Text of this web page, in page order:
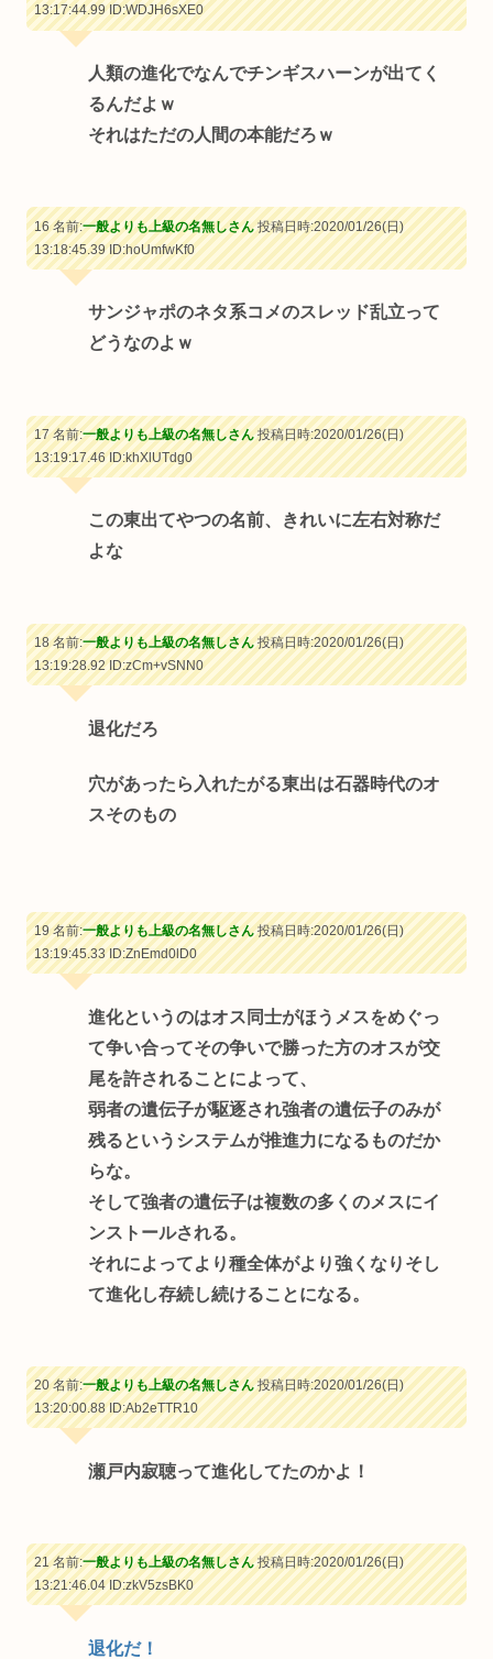
13:17:44.99ID:WDJH6sXE0
人類の進化でなんでチンギスハーンが出てく
るんだよｗ
それはただの人間の本能だろｗ
16 名前:一般よりも上級の名無しさん投稿日時:2020/01/26(日)
13:18:45.39ID:hoUmfwKf0
サンジャポのネタ系コメのスレッド乱立って
どうなのよｗ
17 名前:一般よりも上級の名無しさん投稿日時:2020/01/26(日)
13:19:17.46ID:khXlUTdg0
この東出てやつの名前、きれいに左右対称だ
よな
18 名前:一般よりも上級の名無しさん投稿日時:2020/01/26(日)
13:19:28.92ID:zCm+vSNN0
退化だろ
穴があったら入れたがる東出は石器時代のオ
スそのもの
19 名前:一般よりも上級の名無しさん投稿日時:2020/01/26(日)
13:19:45.33ID:ZnEmd0lD0
進化というのはオス同士がほうメスをめぐっ
て争い合ってその争いで勝った方のオスが交
尾を許されることによって、
弱者の遺伝子が駆逐され強者の遺伝子のみが
残るというシステムが推進力になるものだか
らな。
そして強者の遺伝子は複数の多くのメスにイ
ンストールされる。
それによってより種全体がより強くなりそし
て進化し存続し続けることになる。
20 名前:一般よりも上級の名無しさん投稿日時:2020/01/26(日)
13:20:00.88ID:Ab2eTTR10
瀬戸内寂聴って進化してたのかよ！
21 名前:一般よりも上級の名無しさん投稿日時:2020/01/26(日)
13:21:46.04ID:zkV5zsBK0
退化だ！